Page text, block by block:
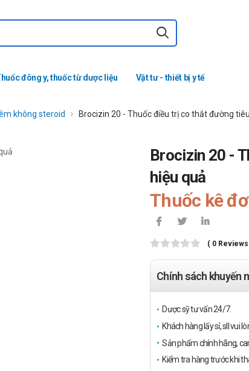
đông y, thuốc từ dược liệu Vật tư - thiết bị y tế
không steroid Brocizin 20 - Thuốc điều trị co thắt đường
Brocizin 20 -
hiệu quả
Thuốc kê
( 0
Chính sách khuyến
Dược sỹ tư vấn 24/7.
Khách hàng lấy sỉ, sll vui
Sản phẩm chính hãng,
Kiểm tra hàng trước khi